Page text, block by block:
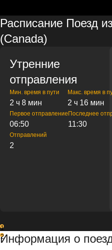
Расписание Поезд
(Canada)
Утренние
отправления
Мин. время в пути
2 ч 8 мин
Макс. время в
2 ч 16 мин
Первое отправление
06:50
Последнее
11:30
Отправлений
2
1
2
Информация о